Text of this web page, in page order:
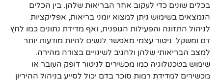
בכלים שונים כדי לעקוב אחר הבריאות שלהן. בין הכלים
הנמצאים בשימוש ניתן למצוא יומני בריאות, אפליקציות
לניהול התזונה והפעילות הגופנית, ואף מדידת נתונים כמו לחץ
דם ומשקל. ניטור עצמי מאפשר לנשים להיות מודעות יותר
למצב הבריאותי שלהן ולהגיב לשינויים בצורה מהירה.
שימוש בטכנולוגיה כמו מכשירים לניטור דופק העובר או
מכשירים למדידת רמות סוכר בדם יכול לסייע בניהול ההיריון